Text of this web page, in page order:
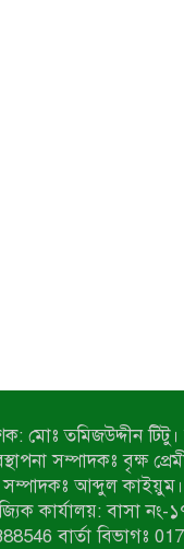
মোঃ তমিজউদ্দীন
সম্পাদকঃ বৃক্ষ
আব্দুল
কার্যালয়: বাসা
বার্তা বিভাগঃ